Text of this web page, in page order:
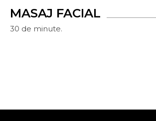
MASAJ FACIAL
30 de minute.